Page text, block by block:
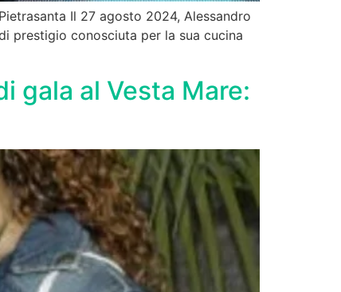
Il 27 agosto 2024, Alessandro
prestigio conosciuta per la sua cucina
gala al Vesta Mare: